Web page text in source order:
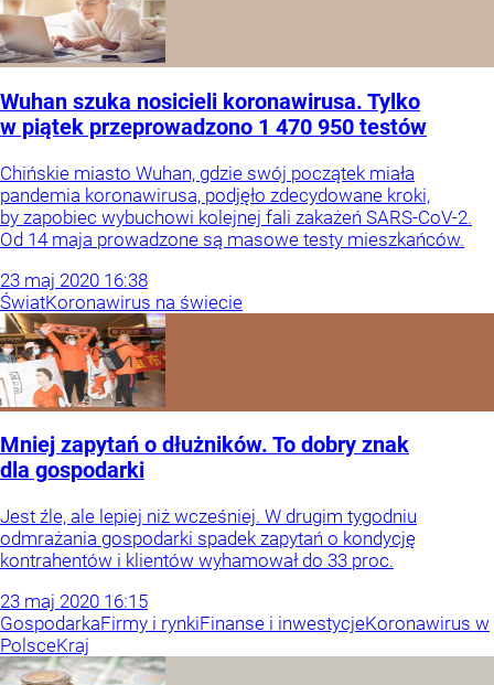
Wuhan szuka nosicieli koronawirusa. Tylko
w piątek przeprowadzono 1 470 950 testów
Chińskie miasto Wuhan, gdzie swój początek miała
pandemia koronawirusa, podjęło zdecydowane kroki,
by zapobiec wybuchowi kolejnej fali zakażeń SARS-CoV-2.
Od 14 maja prowadzone są masowe testy mieszkańców.
23 maj 2020 16:38
ŚwiatKoronawirus na świecie
Mniej zapytań o dłużników. To dobry znak
dla gospodarki
Jest źle, ale lepiej niż wcześniej. W drugim tygodniu
odmrażania gospodarki spadek zapytań o kondycję
kontrahentów i klientów wyhamował do 33 proc.
23 maj 2020 16:15
GospodarkaFirmy i rynkiFinanse i inwestycjeKoronawirus w
PolsceKraj